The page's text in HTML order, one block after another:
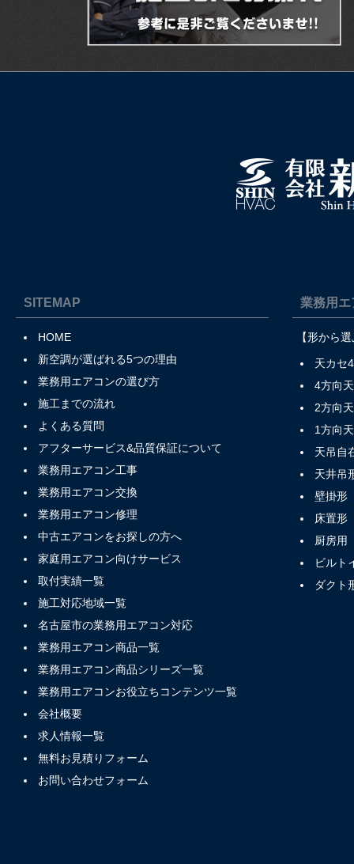
SITEMAP
HOME
新空調が選ばれる5つの理由
業務用エアコンの選び方
施工までの流れ
よくある質問
アフターサービス&品質保証について
業務用エアコン工事
業務用エアコン交換
業務用エアコン修理
中古エアコンをお探しの方へ
家庭用エアコン向けサービス
取付実績一覧
施工対応地域一覧
名古屋市の業務用エアコン対応
業務用エアコン商品一覧
業務用エアコン商品シリーズ一覧
業務用エアコンお役立ちコンテンツ一覧
会社概要
求人情報一覧
無料お見積りフォーム
お問い合わせフォーム
業務用エ
【形から
天カセ
4方向
2方向
1方向
天吊自
天井吊
壁掛形
床置形
厨房用
ビルト
ダクト